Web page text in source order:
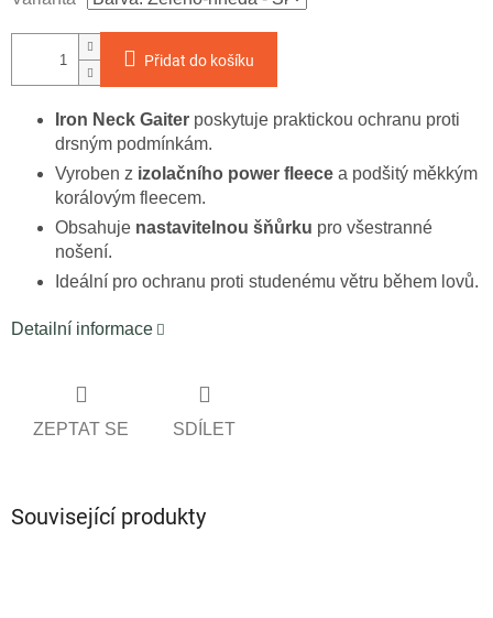
Přidat do košíku
Iron Neck Gaiter poskytuje praktickou ochranu proti
drsným podmínkám.
Vyroben z izolačního power fleece a podšitý měkkým
korálovým fleecem.
Obsahuje nastavitelnou šňůrku pro všestranné
nošení.
Ideální pro ochranu proti studenému větru během lovů.
Detailní informace
ZEPTAT SE SDÍLET
Související produkty